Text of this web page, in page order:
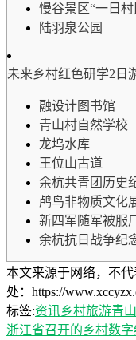
慢谷景区“一日
陆羽泉公园
未来乡村红色研学2日
融设计图书馆
青山村自然学校
龙坞水库
王位山古道
余杭共青团历史
鸬鸟非物质文化
新四军随军被服
余杭抗日战争纪
本文来源于网络，不
处：https://
标签:资讯乡村旅游青
浙江省召开的乡村数